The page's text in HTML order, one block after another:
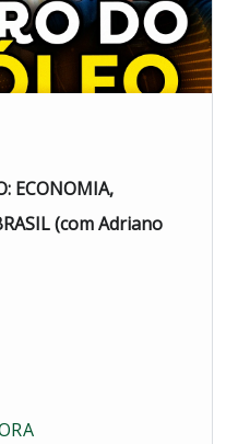
ECONOMIA,
(com Adriano